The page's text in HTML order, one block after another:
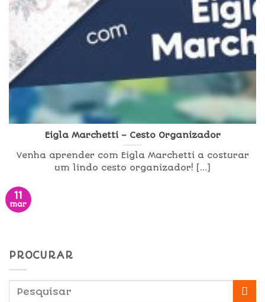
Eigla Marchetti – Cesto Organizador
Venha aprender com Eigla Marchetti a costurar
um lindo cesto organizador! [...]
11
mar
PROCURAR